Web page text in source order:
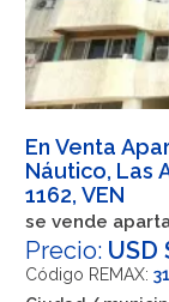
En Venta
Náutico, Las
1162, VEN
se vende
Precio: USD
Código REMAX: